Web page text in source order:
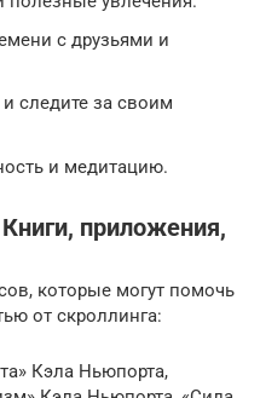
с друзьями и
следите за своим
и медитацию.
приложения,
которые могут помочь
от скроллинга:
Кэла Ньюпорта,